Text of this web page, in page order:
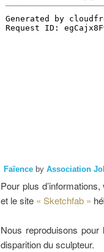
Faïence by Association
Pour plus
et le site « Sketchfab »
Nous reproduisons pour
disparition du sculpteur.